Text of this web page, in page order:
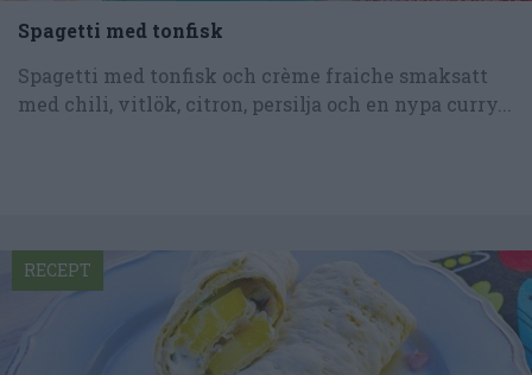
Spagetti med tonfisk
Spagetti med tonfisk och crème fraiche smaksatt
med chili, vitlök, citron, persilja och en nypa curry...
RECEPT